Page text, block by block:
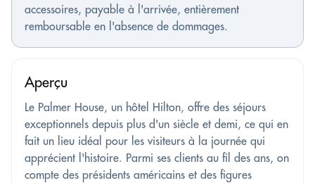
accessoires, payable à l'arrivée, entièrement
remboursable en l'absence de dommages.
Aperçu
Le Palmer House, un hôtel Hilton, offre des séjours
exceptionnels depuis plus d'un siècle et demi, ce qui en
fait un lieu idéal pour les visiteurs à la journée qui
apprécient l'histoire. Parmi ses clients au fil des ans, on
compte des présidents américains et des figures